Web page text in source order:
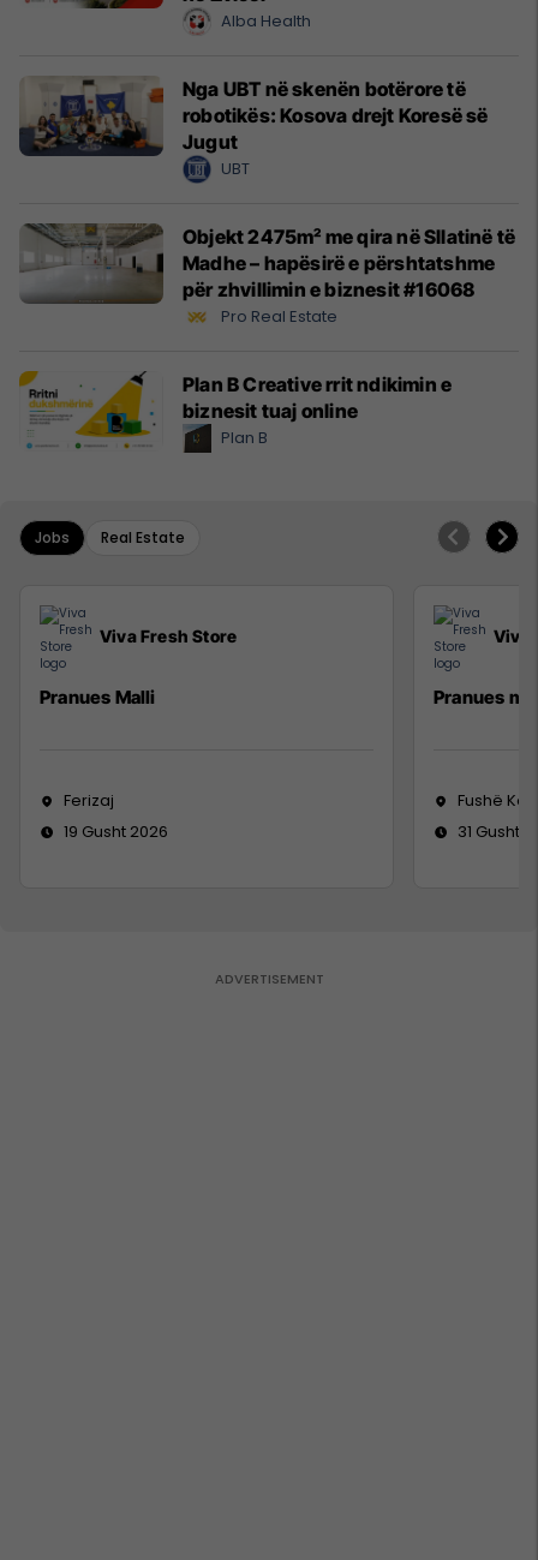
Alba Health
Nga UBT në skenën botërore të
robotikës: Kosova drejt Koresë së
Jugut
UBT
Objekt 2475m² me qira në Sllatinë të
Madhe – hapësirë e përshtatshme
për zhvillimin e biznesit #16068
Pro Real Estate
Plan B Creative rrit ndikimin e
biznesit tuaj online
Plan B
Jobs Real Estate
Viva Fresh Store
Pranues Malli
Ferizaj
19 Gusht 2026
Viva
Pranues
Fushë
31 Gusht